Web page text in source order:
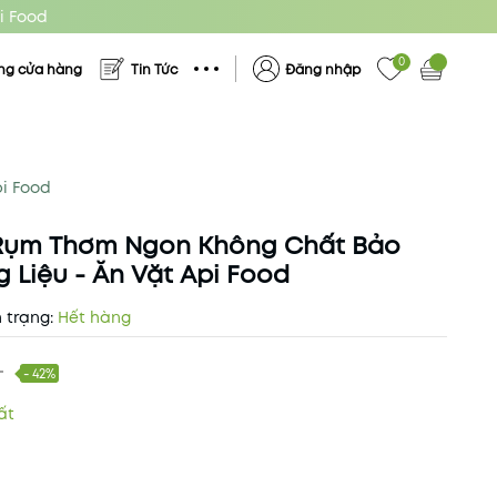
Food
cửa hàng Tin Tức Đăng nhập 0
Food
Thơm Ngon Không Chất Bảo
Liệu - Ăn Vặt Api Food
trạng: Hết hàng
- 42%